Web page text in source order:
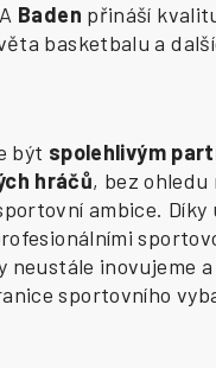
Baden přináší
basketbalu a
být spolehlivým
hráčů, bez ohledu
ambice. Díky
neustále inovujeme a
sportovního